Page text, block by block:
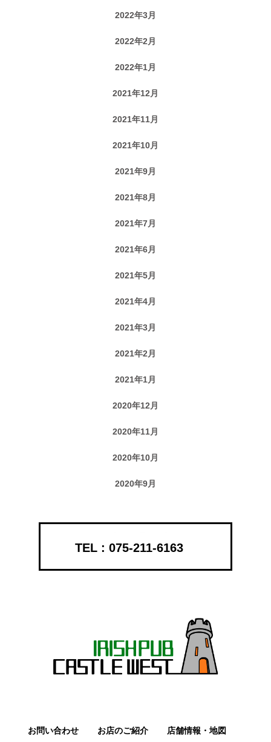
2022年3月
2022年2月
2022年1月
2021年12月
2021年11月
2021年10月
2021年9月
2021年8月
2021年7月
2021年6月
2021年5月
2021年4月
2021年3月
2021年2月
2021年1月
2020年12月
2020年11月
2020年10月
2020年9月
075-211-6163
お問い合わせ お店のご紹介 店舗情報・地図